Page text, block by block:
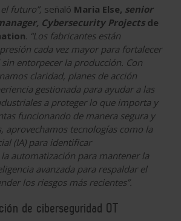
futuro”, señaló Maria Else, senior
Cybersecurity Projectsde
. “Los fabricantes están
cada vez mayor para fortalecer
entorpecer la producción. Con
claridad, planes de acción
gestionada para ayudar a las
a proteger lo que importa y
funcionando de manera segura y
aprovechamos tecnologías como la
(IA) para identificar
automatización para mantener la
avanzada para respaldar el
los riesgos más recientes”.
de ciberseguridad OT